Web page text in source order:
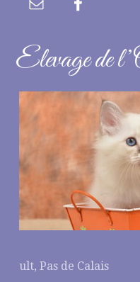
Elevage de
ult, Pas de Calais